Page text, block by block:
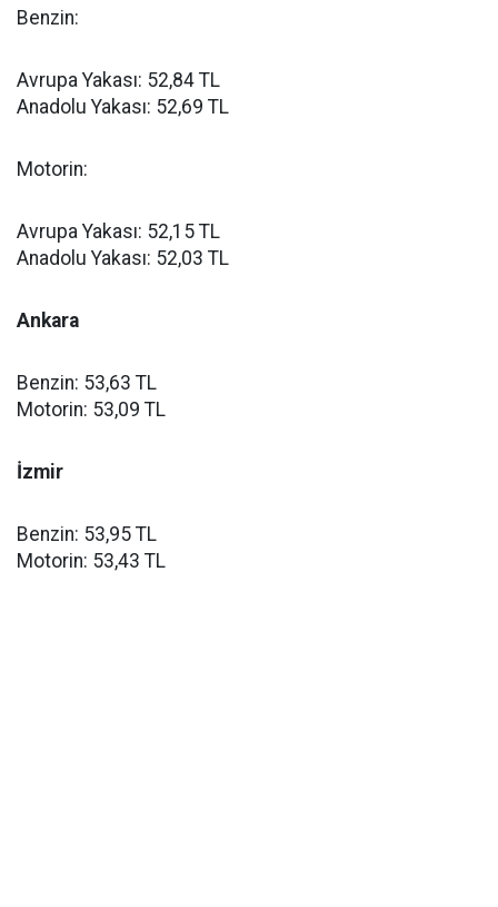
Benzin:
Avrupa Yakası: 52,84 TL
Anadolu Yakası: 52,69 TL
Motorin:
Avrupa Yakası: 52,15 TL
Anadolu Yakası: 52,03 TL
Ankara
Benzin: 53,63 TL
Motorin: 53,09 TL
İzmir
Benzin: 53,95 TL
Motorin: 53,43 TL